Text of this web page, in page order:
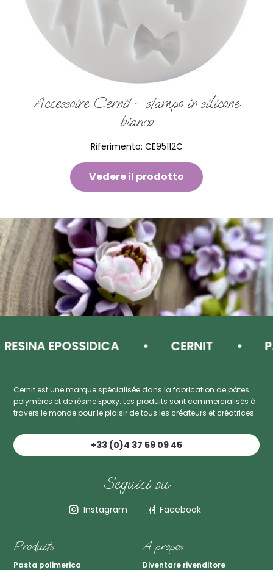
Accessoire Cernit – stampo in silicone
bianco
Riferimento: CE95112C
Vedere il prodotto
EPOSSIDICA CERNIT
Cernit est une marque spécialisée dans la fabrication de pâtes
polymères et de résine Epoxy. Les produits sont commercialisés à
travers le monde pour le plaisir de tous les créateurs et créatrices.
+33 (0)4 37 59 09 45
Seguici su
Instagram Facebook
Produits
Pasta polimerica
A propos
Diventare rivenditore